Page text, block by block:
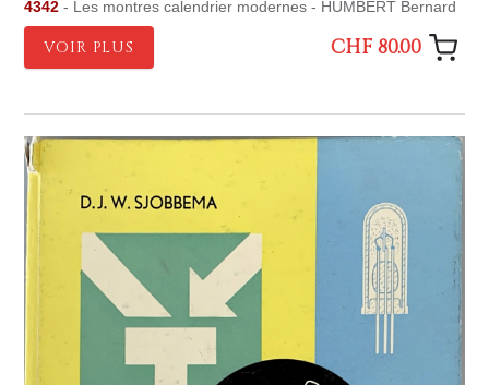
4342 - Les montres calendrier modernes - HUMBERT Bernard
VOIR PLUS CHF 80.00